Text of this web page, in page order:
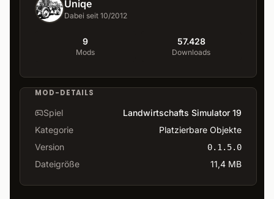
Uniqe
Dabei seit 10/2012
9
Mods
57.428
Downloads
MOD-DETAILS
Spiel
Landwirtschafts Simulator 19
Kategorie
Platzierbare Objekte
Version
0.1.5.0
Dateigröße 11,4 MB